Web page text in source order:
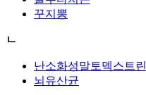
꾸지뽕
ㄴ
난소화성말토덱스트린
뇌유산균